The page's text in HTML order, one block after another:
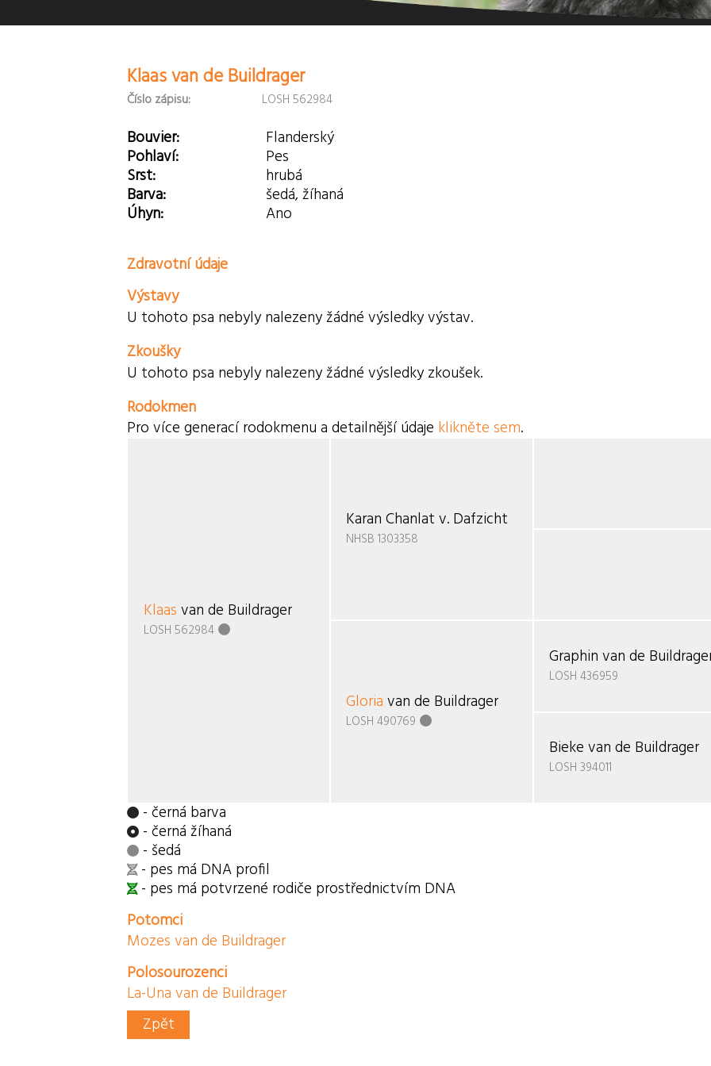
Klaas van de Buildrager
Číslo zápisu: LOSH 562984
Bouvier:
Flanderský
Pohlaví:
Pes
Srst:
hrubá
Barva:
šedá, žíhaná
Úhyn:
Ano
Zdravotní údaje
Výstavy
U tohoto psa nebyly nalezeny žádné výsledky výstav.
Zkoušky
U tohoto psa nebyly nalezeny žádné výsledky zkoušek.
Rodokmen
Pro více generací rodokmenu a detailnější údaje klikněte sem.
Klaas van de Buildrager
LOSH 562984
Karan Chanlat v. Dafzicht
NHSB 1303358
Gloria van de Buildrager
LOSH 490769
Graphin van de
LOSH 436959
Bieke van de Buildrager
LOSH 394011
- černá barva
- černá žíhaná
- šedá
- pes má DNA profil
- pes má potvrzené rodiče prostřednictvím DNA
Potomci
Mozes van de Buildrager
Polosourozenci
La-Una van de Buildrager
Zpět